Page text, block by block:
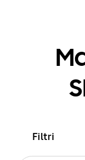
Filtri